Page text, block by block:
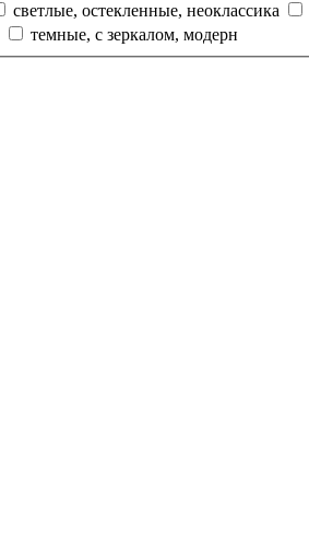
светлые, остекленные, неоклассика
темные, с зеркалом, модерн